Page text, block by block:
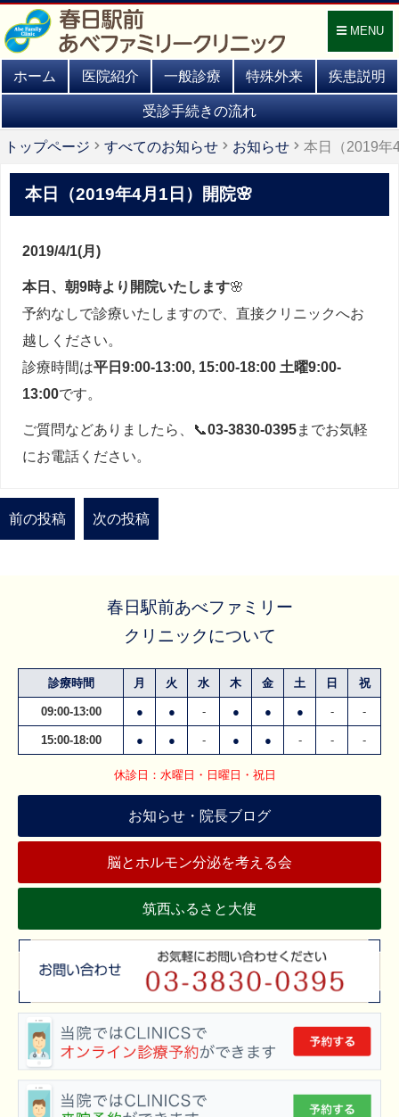
MENU
ホーム 医院紹介 一般診療 特殊外来 疾患説明
受診手続きの流れ
トップページ すべてのお知らせ お知らせ 本日（2019年
本日（2019年4月1日）開院🌸
2019/4/1(月)
本日、朝9時より開院いたします🌸
予約なしで診療いたしますので、直接クリニックへお
越しください。
診療時間は平日9:00-13:00, 15:00-18:00 土曜9:00-
13:00です。
ご質問などありましたら、📞03-3830-0395までお気軽
にお電話ください。
前の投稿 次の投稿
春日駅前あべファミリー
クリニックについて
休診日：水曜日・日曜日・祝日
診療時間 月 火 水 木 金 土 日 祝
09:00-13:00 ● ● - ● ● ● - -
15:00-18:00 ● ● - ● ● - - -
お知らせ・院長ブログ
脳とホルモン分泌を考える会
筑西ふるさと大使